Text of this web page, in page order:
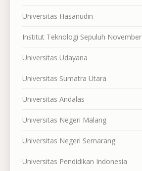
Universitas Hasanudin
Institut Teknologi Sepuluh November
Universitas Udayana
Universitas Sumatra Utara
Universitas Andalas
Universitas Negeri Malang
Universitas Negeri Semarang
Universitas Pendidikan Indonesia